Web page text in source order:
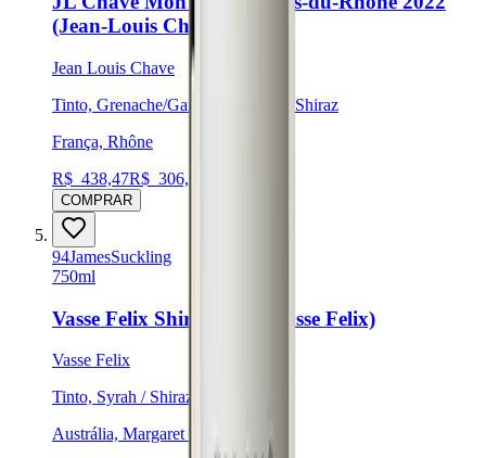
(Jean-Louis Chave)
Jean Louis Chave
Tinto, Grenache/Garnacha, Syrah / Shiraz
França, Rhône
R$ 438,47R$ 306,93
COMPRAR
94JamesSuckling
750ml
Vasse Felix Shiraz 2022 (Vasse Felix)
Vasse Felix
Tinto, Syrah / Shiraz
Austrália, Margaret River